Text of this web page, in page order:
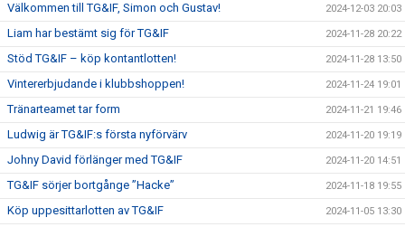
Välkommen till TG&IF, Simon och Gustav! 2024-12-03 20:03
Liam har bestämt sig för TG&IF 2024-11-28 20:22
Stöd TG&IF – köp kontantlotten! 2024-11-28 13:50
Vintererbjudande i klubbshoppen! 2024-11-24 19:01
Tränarteamet tar form 2024-11-21 19:46
Ludwig är TG&IF:s första nyförvärv 2024-11-20 19:19
Johny David förlänger med TG&IF 2024-11-20 14:51
TG&IF sörjer bortgånge ”Hacke” 2024-11-18 19:55
Köp uppesittarlotten av TG&IF 2024-11-05 13:30